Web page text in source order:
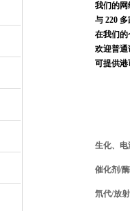
我们的网
与 220
在我们的
欢迎普通
可提供港
生化、电
催化剂/酶
氘代/放